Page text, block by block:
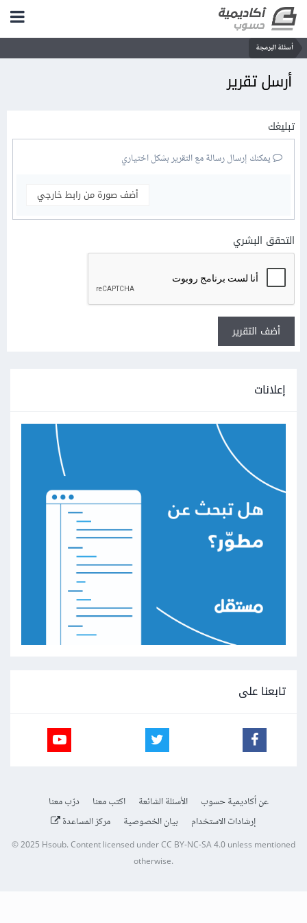
أسئلة البرمجة
أرسل تقرير
تبليغك
يمكنك إرسال رسالة مع التقرير بشكل اختياري
أضف صورة من رابط خارجي
التحقق البشري
أضف التقرير
إعلانات
تابعنا على
عن أكاديمية حسوب الأسئلة الشائعة اكتب معنا
درّب معنا
إرشادات الاستخدام
بيان الخصوصية مركز المساعدة
© 2025 Hsoub.Content licensed underCC BY-NC-SA 4.0unless mentioned
otherwise.